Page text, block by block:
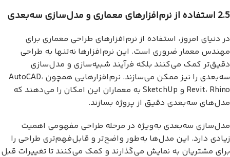
2.5 استفاده از نرم‌افزارهای معماری و مدل‌سازی سه‌بعدی
در دنیای امروز، استفاده از نرم‌افزارهای طراحی معماری برای
مهندس معمار ضروری است. این نرم‌افزارها نه‌تنها به طراحی
دقیق‌تر کمک می‌کنند بلکه فرآیند شبیه‌سازی و مدل‌سازی
سه‌بعدی را نیز ممکن می‌سازند. نرم‌افزارهایی همچون AutoCAD،
Revit، Rhino و SketchUp به معماران این امکان را می‌دهند که
مدل‌های سه‌بعدی دقیق از پروژه بسازند.
مدل‌سازی سه‌بعدی به‌ویژه در مرحله طراحی مفهومی اهمیت
زیادی دارد. این مدل‌ها به‌طور واضح‌تر و قابل‌فهم‌تری طراحی را
برای مشتریان به نمایش می‌گذارند و کمک می‌کنند تا تغییرات قبل